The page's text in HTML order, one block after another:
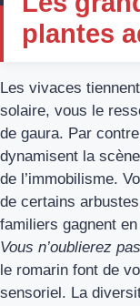
plantes
Les vivaces
solaire, vous le
de gaura. Par
dynamisent la
de l’immobilisme.
de certains
familiers gagnent
Vous n’oublierez
le romarin font de
sensoriel. La